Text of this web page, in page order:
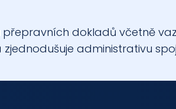
přepravních dokladů včetně
administrativu